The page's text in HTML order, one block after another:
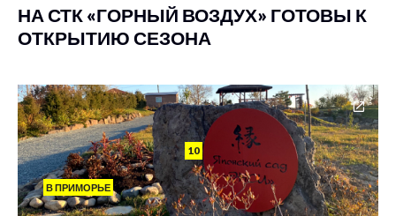
НА СТК «ГОРНЫЙ ВОЗДУХ» ГОТОВЫ К
ОТКРЫТИЮ СЕЗОНА
10
В ПРИМОРЬЕ